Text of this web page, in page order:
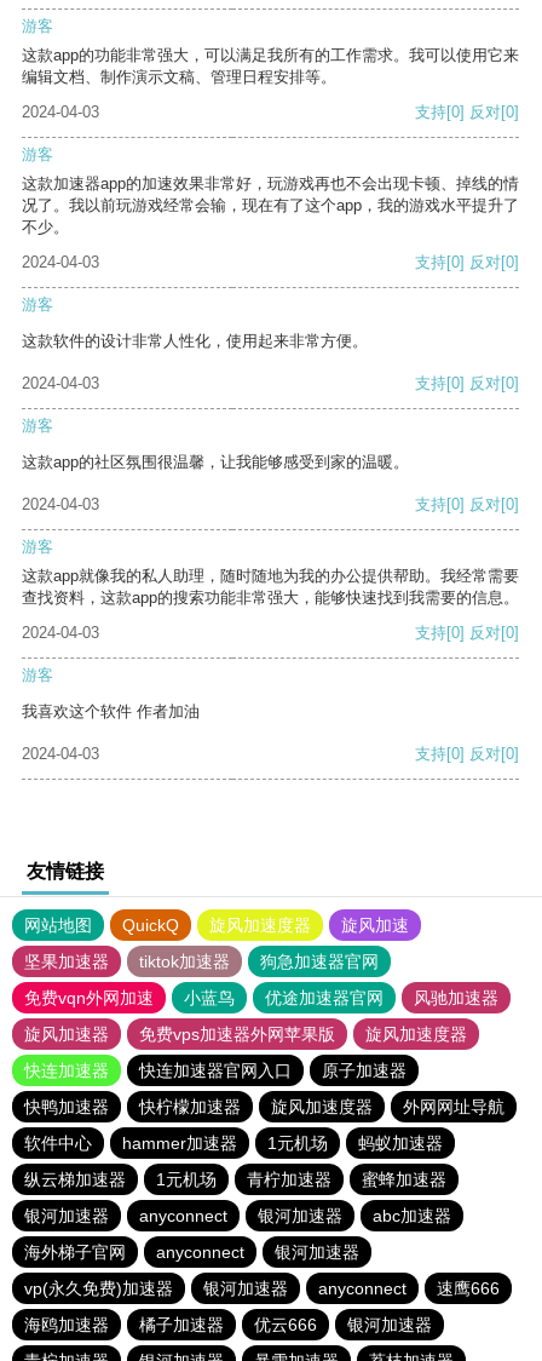
游客
这款app的功能非常强大，可以满足我所有的工作需求。我可以使用它来
编辑文档、制作演示文稿、管理日程安排等。
2024-04-03
支持[0] 反对[0]
游客
这款加速器app的加速效果非常好，玩游戏再也不会出现卡顿、掉线的情
况了。我以前玩游戏经常会输，现在有了这个app，我的游戏水平提升了
不少。
2024-04-03
支持[0] 反对[0]
游客
这款软件的设计非常人性化，使用起来非常方便。
2024-04-03 支持[0] 反对[0]
游客
这款app的社区氛围很温馨，让我能够感受到家的温暖。
2024-04-03 支持[0] 反对[0]
游客
这款app就像我的私人助理，随时随地为我的办公提供帮助。我经常需要
查找资料，这款app的搜索功能非常强大，能够快速找到我需要的信息。
2024-04-03
支持[0] 反对[0]
游客
我喜欢这个软件 作者加油
2024-04-03 支持[0] 反对[0]
友情链接
网站地图 QuickQ 旋风加速度器
旋风加速
坚果加速器
tiktok加速器
狗急加速器官网
免费vqn外网加速
小蓝鸟 优途加速器官网
风驰加速器
旋风加速器
免费vps加速器外网苹果版
旋风加速度器
快连加速器
快连加速器官网入口
原子加速器
快鸭加速器
快柠檬加速器 旋风加速度器
外网网址导航
软件中心
hammer加速器 1元机场
蚂蚁加速器
纵云梯加速器
1元机场 青柠加速器
蜜蜂加速器
银河加速器
anyconnect 银河加速器
abc加速器
海外梯子官网
anyconnect
银河加速器
vp(永久免费)加速器
银河加速器 anyconnect
速鹰666
海鸥加速器
橘子加速器 优云666
银河加速器